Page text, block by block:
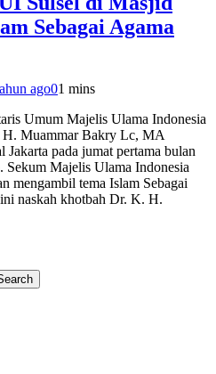
Sebagai Agama
ago01 mins
Umum Majelis Ulama Indonesia
Muammar Bakry Lc, MA
pada jumat pertama bulan
Sekum Majelis Ulama Indonesia
mengambil tema Islam Sebagai
naskah khotbah Dr. K. H.